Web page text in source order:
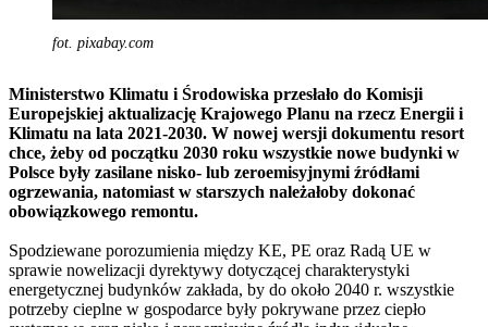
fot. pixabay.com
Ministerstwo Klimatu i Środowiska przesłało do Komisji
Europejskiej aktualizację Krajowego Planu na rzecz Energii i
Klimatu na lata 2021-2030. W nowej wersji dokumentu resort
chce, żeby od początku 2030 roku wszystkie nowe budynki w
Polsce były zasilane nisko- lub zeroemisyjnymi źródłami
ogrzewania, natomiast w starszych należałoby dokonać
obowiązkowego remontu.
Spodziewane porozumienia między KE, PE oraz Radą UE w
sprawie nowelizacji dyrektywy dotyczącej charakterystyki
energetycznej budynków zakłada, by do około 2040 r. wszystkie
potrzeby cieplne w gospodarce były pokrywane przez ciepło